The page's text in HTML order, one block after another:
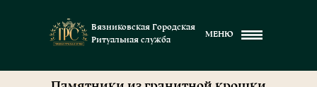
Вязниковская Городская
Ритуальная служба
МЕНЮ